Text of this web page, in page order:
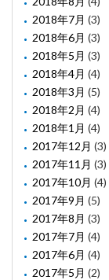
2018年7月 (3)
2018年6月 (3)
2018年5月 (3)
2018年4月 (4)
2018年3月 (5)
2018年2月 (4)
2018年1月 (4)
2017年12月 (3)
2017年11月 (3)
2017年10月 (4)
2017年9月 (5)
2017年8月 (3)
2017年7月 (4)
2017年6月 (4)
2017年5月 (2)